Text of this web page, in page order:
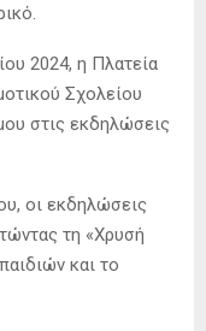
2024, η Πλατεία
Σχολείου
στις εκδηλώσεις
οι εκδηλώσεις
τη «Χρυσή
και το